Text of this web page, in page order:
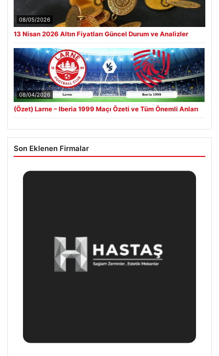
08/05/2026
13 Nisan 2026 Altın Fiyatları Güncel Durum ve Analizler
08/04/2026
(Özet) Larne – Iberia 1999 Maçı Özeti ve Tüm Önemli Anları
Son Eklenen Firmalar